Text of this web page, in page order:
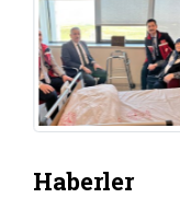
Haberler